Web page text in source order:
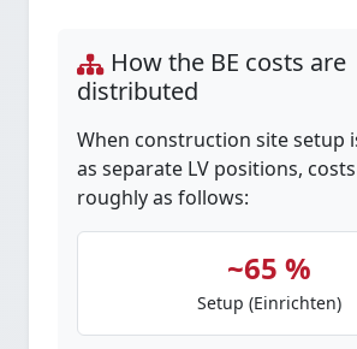
How the BE costs are
distributed
When construction site setup
as separate LV positions,
roughly as follows:
~65 %
Setup (Einrichten)